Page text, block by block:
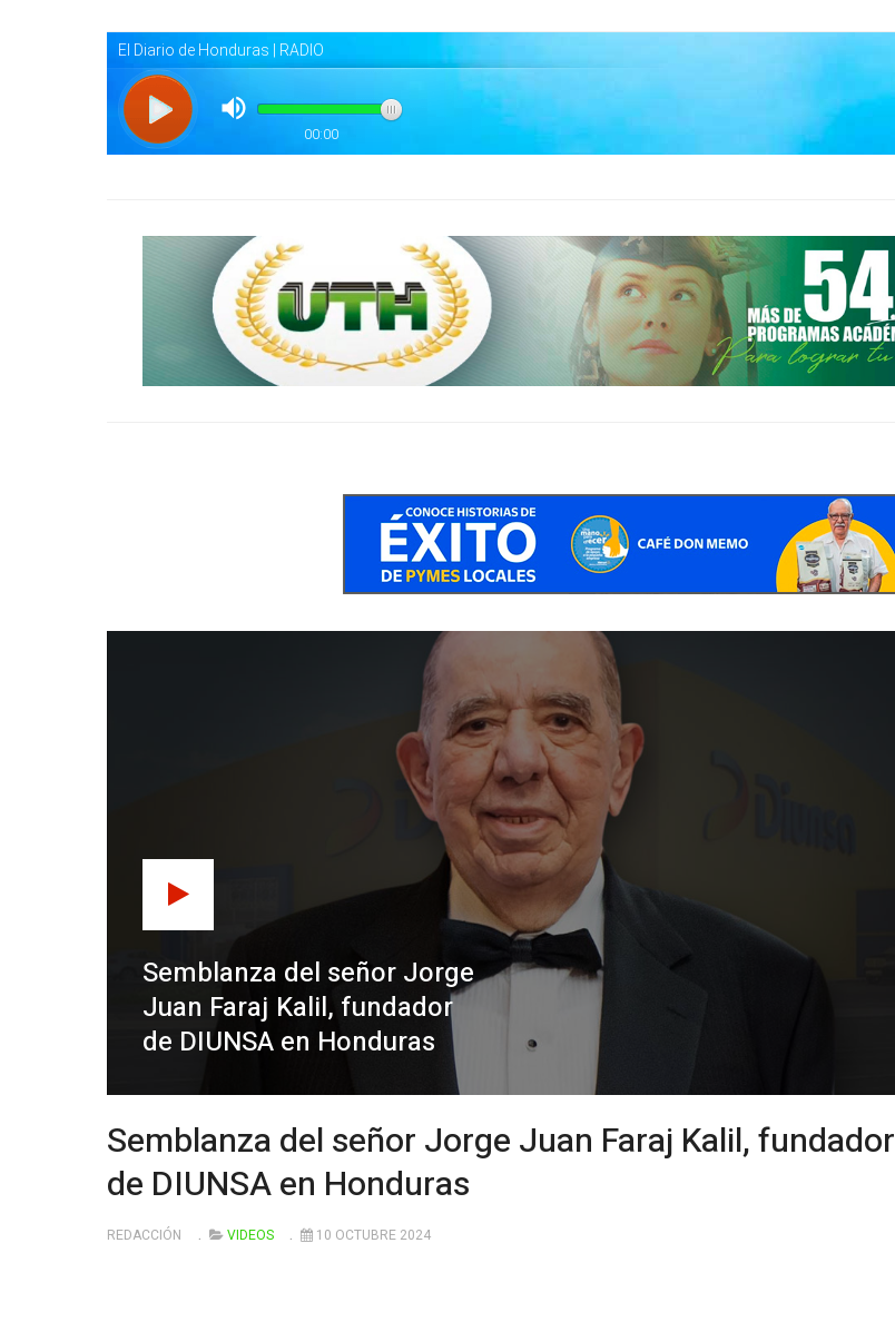
Semblanza del señor Jorge
Juan Faraj Kalil, fundador
de DIUNSA en Honduras
Semblanza del señor Jorge Juan Faraj Kalil, fundador
de DIUNSA en Honduras
REDACCIÓN VIDEOS 10 OCTUBRE 2024